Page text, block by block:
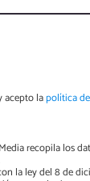
acepto lapolítica
recopila los
la ley del 8 de